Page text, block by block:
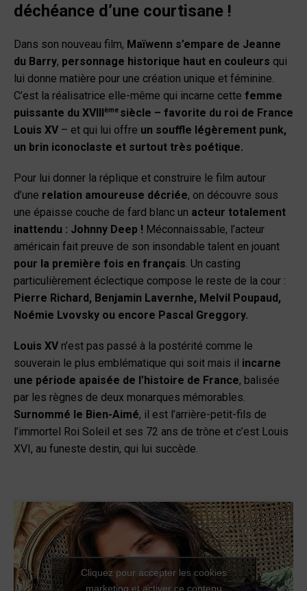
déchéance d’une courtisane !
Dans son nouveau film, Maïwenn s’empare de Jeanne
du Barry, personnage historique haut en couleurs qui
lui donne matière pour une création unique et féminine.
C’est la réalisatrice elle-même qui incarne cette femme
puissante du XVIIIème siècle – favorite du roi de France
Louis XV – et qui lui offre un souffle légèrement punk,
un brin iconoclaste et surtout très poétique.
Pour lui donner la réplique et construire le film autour
d’une relation amoureuse décriée, on découvre sous
une épaisse couche de fard blanc un acteur totalement
inattendu : Johnny Deep ! Méconnaissable, l’acteur
américain fait preuve de son insondable talent en jouant
pour la première fois en français. Un casting
particulièrement éclectique compose le reste de la cour :
Pierre Richard, Benjamin Lavernhe, Melvil Poupaud,
Noémie Lvovsky ou encore Pascal Greggory.
Louis XV n’est pas passé à la postérité comme le
souverain le plus emblématique qui soit mais il incarne
une période apaisée de l’histoire de France, balisée
par les règnes de deux monarques mémorables.
Surnommé le Bien-Aimé, il est l’arrière-petit-fils de
l’immortel Roi Soleil et ses 72 ans de trône et c’est Louis
XVI, au funeste destin, qui lui succède.
Cliquez pour accepter les cookies
marketing et activer ce contenu